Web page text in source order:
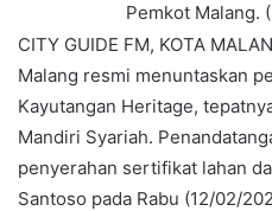
Pemkot Malang.
CITY GUIDE FM, KOTA
Malang resmi menuntaskan
Kayutangan Heritage,
Mandiri Syariah.
penyerahan sertifikat lahan
Santoso pada Rabu (12/02/